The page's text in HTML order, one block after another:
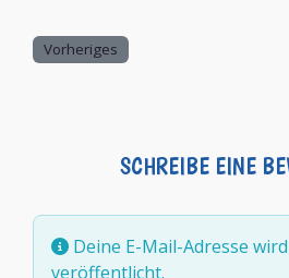
Vorheriges
SCHREIBE EINE
Deine E-Mail-Adresse
veröffentlicht.